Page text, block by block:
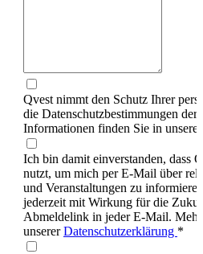
Qvest nimmt den Schutz Ihrer
die Datenschutzbestimmungen
Informationen finden Sie in
Ich bin damit einverstanden, dass
nutzt, um mich per E-Mail über
und Veranstaltungen zu
jederzeit mit Wirkung für die
Abmeldelink in jeder E-Mail.
unsererDatenschutzerklärung *